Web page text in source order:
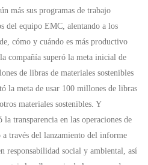
más sus programas de trabajo
del equipo EMC, alentando a los
cómo y cuándo es más productivo
compañía superó la meta inicial de
de libras de materiales sostenibles
la meta de usar 100 millones de libras
materiales sostenibles. Y
transparencia en las operaciones de
a través del lanzamiento del informe
responsabilidad social y ambiental, así